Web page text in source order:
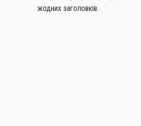
жодних заголовків.